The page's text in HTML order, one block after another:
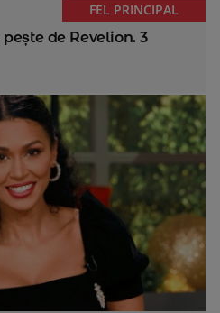
FEL PRINCIPAL
de Revelion. 3